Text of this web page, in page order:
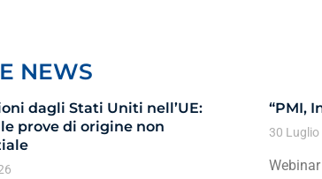
NEWS
dagli Stati Uniti nell’UE:
prove di origine non
“PMI,
30 Luglio